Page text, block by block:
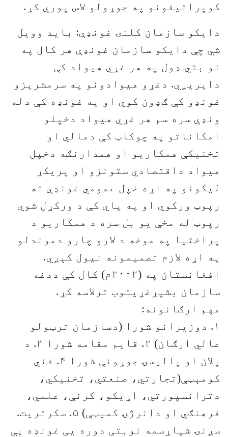
کوپراتيفونو په جوړولو لاس پوري کړ.
دايکو سازمان کلنۍ غونډې: بايد وويل
شي چې دايکو سازمان غونډې هر کال په
نو بتي ډول په هر غړي هيواد کې
دايريږي. دغړو هيوادونو په سرمشريزو
غونډو کې ګډون کوي او په غونډه کې دله
ونډې سره سم هر غړي هيواد دخپلو
امکاناتو په چوکاټ کې دمالي او
تخنيکې همکاريو او همدارنګه دخپل
هيواد داقتصادي ستونزو او پريکړ
ليکونو په اړه خپل عمومي غونډې ته
رپوټ ورکوي او په پاي کې د ورکړل شوي
رپوټ له مخې يو بل سره د همکاريو د
پراختيا په موخه د لارو چارو دموندلو
په اړه لازم تصميمونه نيول کېږي.
افغانستان په (۲۰۰۲م) کال کې ددغه
سازمان بشپړغړيتوب ترلاسه کړ.
مهم ارګانونه:
۱. دوزيرانو شورا (دسازمان ترټولو
عالي ارګان) ۲. قايم مقامه شورا ۳. د
پلان او پاليسۍ جوړونې شورا ۴. فني
کومېټې(تجارتي، صنعتي، تخنيکي،
دترانسپورتي، اړيکو، کرنې، علمي،
فرهنګي او دانرژۍ کميټې) ۵. سکرتريت.
سږنۍ شپاړسمه نوبتی دوره یی غونډه یې